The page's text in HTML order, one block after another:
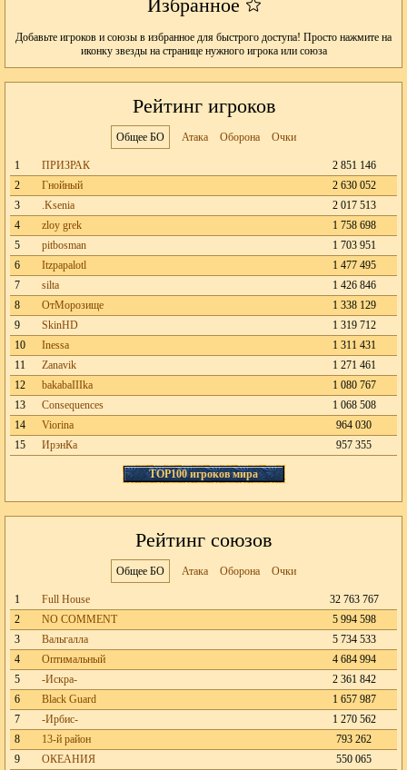
Добавьте игроков и союзы в избранное для быстрого доступа! Просто нажмите на
иконку звезды на странице нужного игрока или союза
Рейтинг игроков
Общее БО Атака Оборона Очки
1 ПРИЗРАК
2 851 146
2
Гнойный
2 630 052
3
.Ksenia
2 017 513
4
zloy grek
1 758 698
5
pitbosman
1 703 951
6
Itzpapalotl
1 477 495
7
silta
1 426 846
8
ОтМорозище
1 338 129
9
SkinHD
1 319 712
10
Inessa
1 311 431
11
Zanavik
1 271 461
12
bakabaIIIka
1 080 767
13
Consequences
1 068 508
14
Viorina
964 030
15
ИрэнКа 957 355
TOP100 игроков мира
Рейтинг союзов
Общее БО Атака Оборона Очки
1 Full House
32 763 767
2
NO COMMENT
5 994 598
3
Вальгалла
5 734 533
4
Оптимальный
4 684 994
5
-Искра-
2 361 842
6
Black Guard
1 657 987
7
-Ирбис-
1 270 562
8
13-й район
793 262
9
ОКЕАНИЯ 550 065